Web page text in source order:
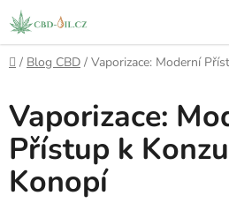
Přejít
na
obsah
Domů
/ Blog CBD / Vaporizace: Moderní
Vaporizace:
Přístup k
Konopí